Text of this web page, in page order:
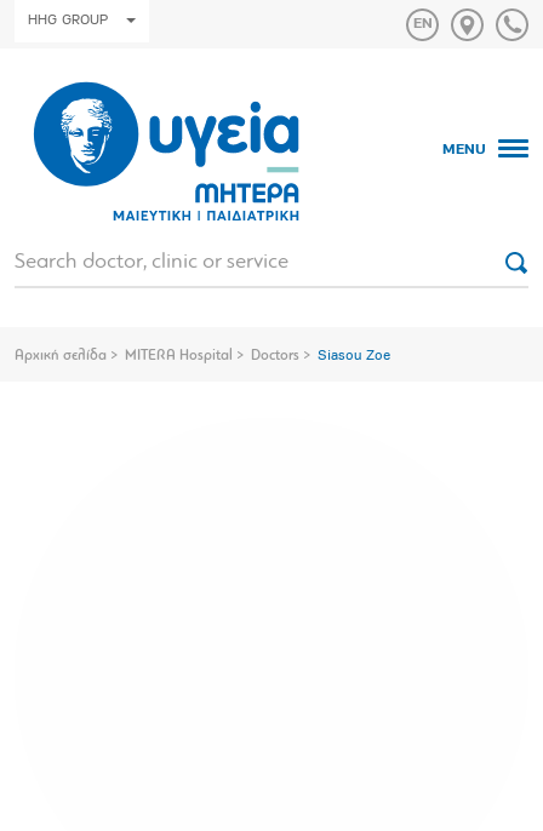
HHG GROUP
MENU
Αρχική σελίδα MITERA Hospital Doctors Siasou Zoe